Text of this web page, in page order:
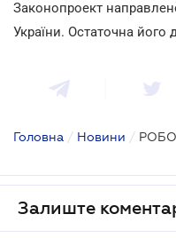
Законопроект
України. Остаточна
Головна / Новини /
Залиште